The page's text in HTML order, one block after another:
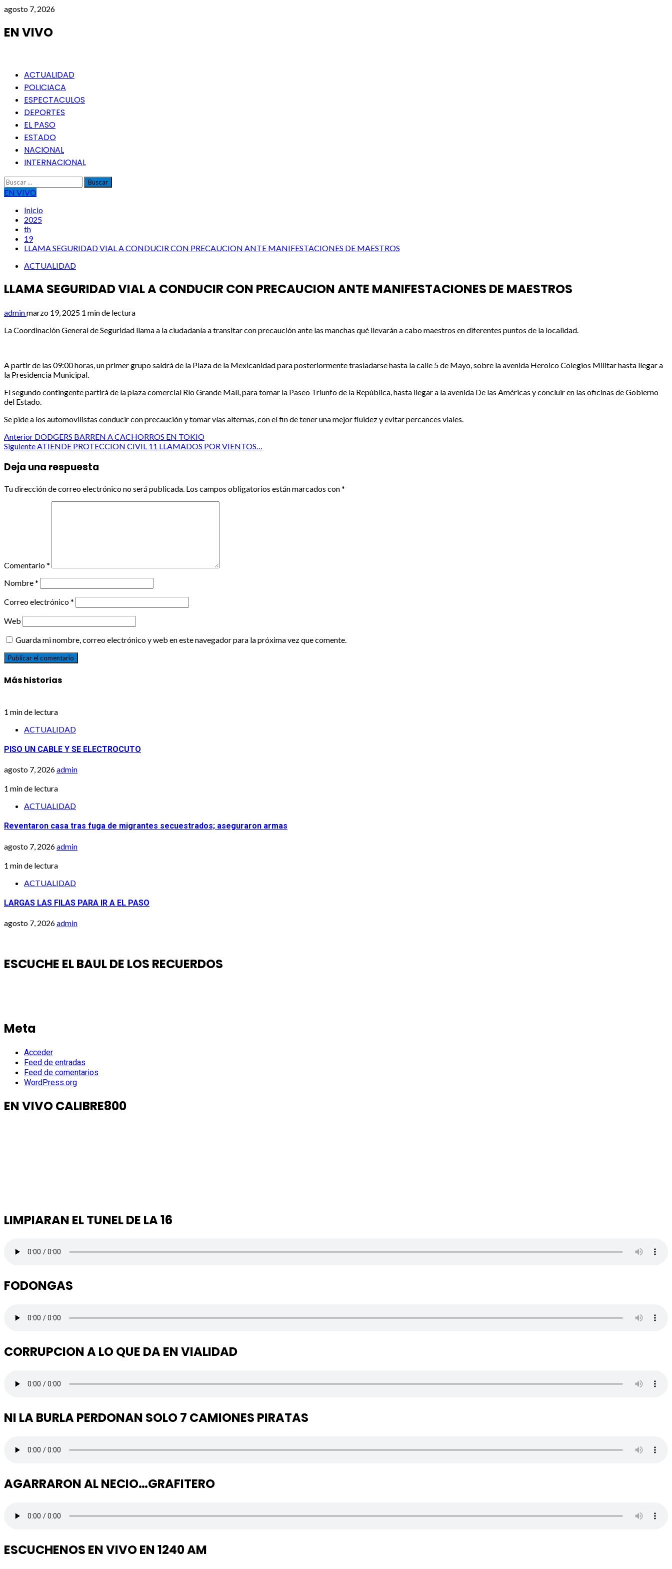
Saltar
contenido
agosto 7, 2026
EN VIVO
Menú
principal
ACTUALIDAD
POLICIACA
ESPECTACULOS
DEPORTES
EL PASO
ESTADO
NACIONAL
INTERNACIONAL
Buscar:
EN VIVO
Inicio
2025
th
19
LLAMA SEGURIDAD VIAL A CONDUCIR CON PRECAUCION ANTE MANIFESTACIONES DE MAESTROS
ACTUALIDAD
LLAMA SEGURIDAD VIAL A CONDUCIR CON PRECAUCION ANTE MANIFESTACIONES DE MAESTROS
adminmarzo 19, 2025 1 min de lectura
La Coordinación General de Seguridad llama a la ciudadanía a transitar con precaución ante las manchas qué llevarán a cabo maestros en diferentes puntos de la localidad.
A partir de las 09:00 horas, un primer grupo saldrá de la Plaza de la Mexicanidad para posteriormente trasladarse hasta la calle 5 de Mayo, sobre la avenida Heroico Colegios Militar hasta llegar a
la Presidencia Municipal.
El segundo contingente partirá de la plaza comercial Río Grande Mall, para tomar la Paseo Triunfo de la República, hasta llegar a la avenida De las Américas y concluir en las oficinas de Gobierno
del Estado.
Se pide a los automovilistas conducir con precaución y tomar vías alternas, con el fin de tener una mejor fluidez y evitar percances viales.
Post
Anterior DODGERS BARREN A CACHORROS EN TOKIO
Siguiente ATIENDE PROTECCION CIVIL 11 LLAMADOS POR VIENTOS…
Deja una respuesta
Tu dirección de correo electrónico no será publicada. Los campos obligatorios están marcados con*
Comentario*
Nombre*
Correo electrónico*
Web
Guarda mi nombre, correo electrónico y web en este navegador para la próxima vez que comente.
Más historias
1 min de lectura
ACTUALIDAD
PISO UN CABLE Y SE ELECTROCUTO
agosto 7, 2026admin
1 min de lectura
ACTUALIDAD
Reventaron casa tras fuga de migrantes secuestrados; aseguraron armas
agosto 7, 2026admin
1 min de lectura
ACTUALIDAD
LARGAS LAS FILAS PARA IR A EL PASO
agosto 7, 2026admin
ESCUCHE EL BAUL DE LOS RECUERDOS
Meta
Acceder
Feed de entradas
Feed de comentarios
WordPress.org
EN VIVO CALIBRE800
LIMPIARAN EL TUNEL DE LA 16
FODONGAS
CORRUPCION A LO QUE DA EN VIALIDAD
NI LA BURLA PERDONAN SOLO 7 CAMIONES PIRATAS
AGARRARON AL NECIO…GRAFITERO
ESCUCHENOS EN VIVO EN 1240 AM